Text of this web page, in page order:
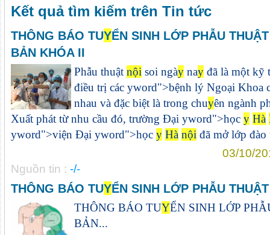
Kết quả tìm kiếm trên Tin tức
THÔNG BÁO TUYỂN SINH LỚP PHẪU
BẢN KHÓA II
Phẫu thuật nội soi ngàynayđã là một kỹ
điều trị các yword">bệnh lý Ngoại Khoa
nhau và đặc biệt là trong chuyên ngành
Xuất phát từ nhu cầu đó, trường Đại yword">học y Hà
yword">viện Đại yword">học y Hà nội đã mở lớp đào
03/10/
Nguồn tin : -/-
THÔNG BÁO TUYỂN SINH LỚP PHẪU
THÔNG BÁO TUYỂN SINH LỚP
BẢN...